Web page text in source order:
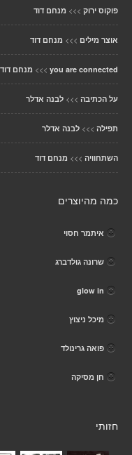
פוקוס ירוק >>> מנחם דוד
אוצר מילים >>> מנחם דוד
you are connected
>>> מנחם דוד
על הכתיבה >>> לבנה אדלר
תפילה >>> לבנה אדלר
השתחוויה >>> מנחם דוד
כמה מהיוצרים
איתמר חסוי
שרונה גולדברג
glow in
מיכל ניצוץ
פואה גרינולד
חן מסיקה
חזותי